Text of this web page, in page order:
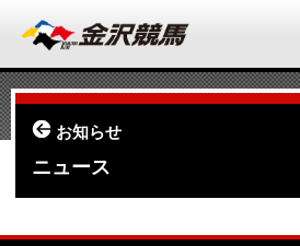
お知らせ
ニュース